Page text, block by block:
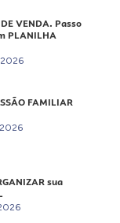
VENDA. Passo
PLANILHA
FAMILIAR
sua